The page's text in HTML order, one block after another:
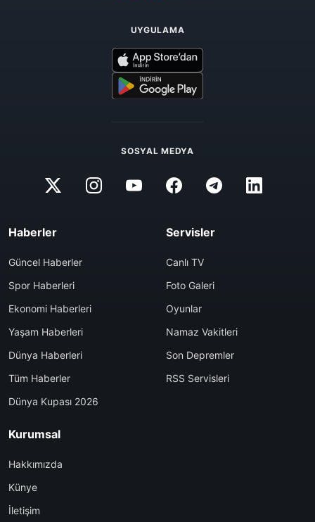
UYGULAMA
SOSYAL MEDYA
Haberler
Güncel Haberler
Spor Haberleri
Ekonomi Haberleri
Yaşam Haberleri
Dünya Haberleri
Tüm Haberler
Dünya Kupası 2026
Servisler
Canlı TV
Foto Galeri
Oyunlar
Namaz Vakitleri
Son Depremler
RSS Servisleri
Kurumsal
Hakkımızda
Künye
İletişim